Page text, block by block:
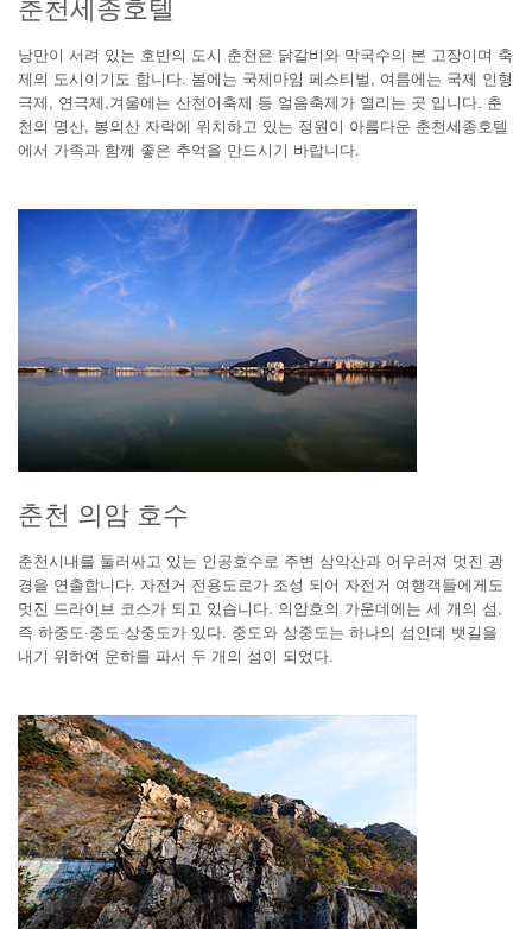
춘천세종호텔
낭만이 서려 있는 호반의 도시 춘천은 닭갈비와 막국수의 본 고장이며 축
제의 도시이기도 합니다. 봄에는 국제마임 페스티벌, 여름에는 국제 인형
극제, 연극제,겨울에는 산천어축제 등 얼음축제가 열리는 곳 입니다. 춘
천의 명산, 봉의산 자락에 위치하고 있는 정원이 아름다운 춘천세종호텔
에서 가족과 함께 좋은 추억을 만드시기 바랍니다.
춘천 의암 호수
춘천시내를 둘러싸고 있는 인공호수로 주변 삼악산과 어우러져 멋진 광
경을 연출합니다. 자전거 전용도로가 조성 되어 자전거 여행객들에게도
멋진 드라이브 코스가 되고 있습니다. 의암호의 가운데에는 세 개의 섬,
즉 하중도·중도·상중도가 있다. 중도와 상중도는 하나의 섬인데 뱃길을
내기 위하여 운하를 파서 두 개의 섬이 되었다.